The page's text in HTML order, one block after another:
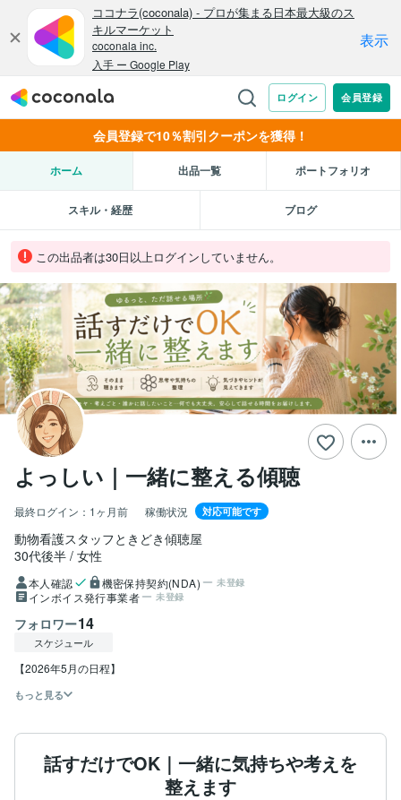
会員登録で10％割引クーポンを獲得！
ホーム 出品一覧 ポートフォリオ
スキル・経歴 ブログ
この出品者は30日以上ログインしていません。
よっしい｜一緒に整える傾聴
最終ログイン： 1ヶ月前 稼働状況 対応可能です
動物看護スタッフときどき傾聴屋
30代後半 女性
本人確認 機密保持契約(NDA) 未登録
インボイス発行事業者 未登録
フォロワー14
スケジュール
【2026年5月の日程】
もっと見る
話すだけでOK｜一緒に気持ちや考えを
整えます